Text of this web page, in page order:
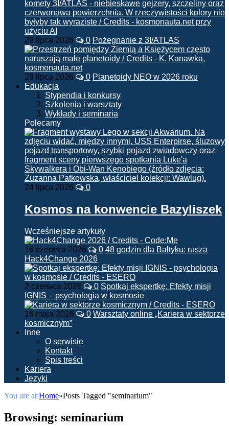
29 lipca 2026 0 Pożegnanie z 3I/ATLAS
28 lipca 2026 0 Planetoidy NEO w 2026 roku
Edukacja
Stypendia i konkursy
Szkolenia i warsztaty
Wykłady i seminaria
Polecamy
24 lipca 2026 0
Kosmos na konwencie Bazyliszek
Wcześniejsze artykuły
16 czerwca 2026 0 48 godzin dla Bałtyku: rusza
Hack4Change 2026
2 czerwca 2026 0 Spotkaj ekspertkę: Efekty misji
IGNIS – psychologia w kosmosie
16 maja 2026 0 Warsztaty online „Kariera w sektorze
kosmicznym”
Inne
O serwisie
Kontakt
Spis treści
Kariera
Języki
You are at:Home»Posts Tagged "seminarium"
Browsing: seminarium